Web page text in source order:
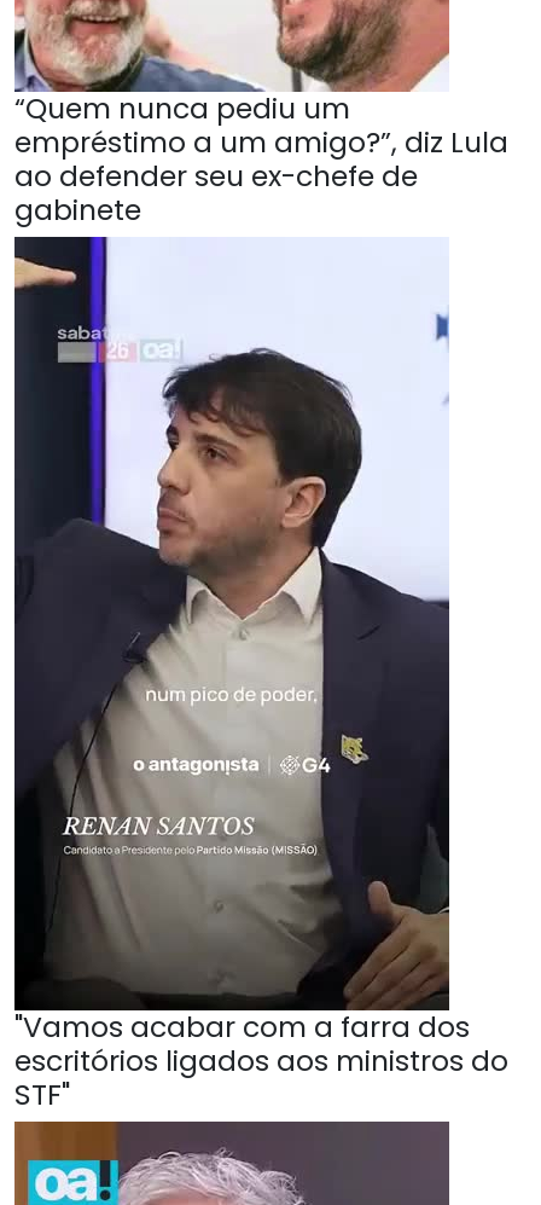
“Quem nunca pediu um
empréstimo a um amigo?”, diz Lula
ao defender seu ex-chefe de
gabinete
"Vamos acabar com a farra dos
escritórios ligados aos ministros do
STF"